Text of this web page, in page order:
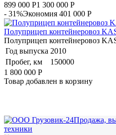
899 000 Р1 300 000 Р
- 31%Экономия 401 000 Р
Полуприцеп контейнеровоз
Полуприцеп контейнеровоз
Год выпуска 2010
Пробег, км
150000
1 800 000 Р
Товар добавлен в корзину
Продажа,
техники